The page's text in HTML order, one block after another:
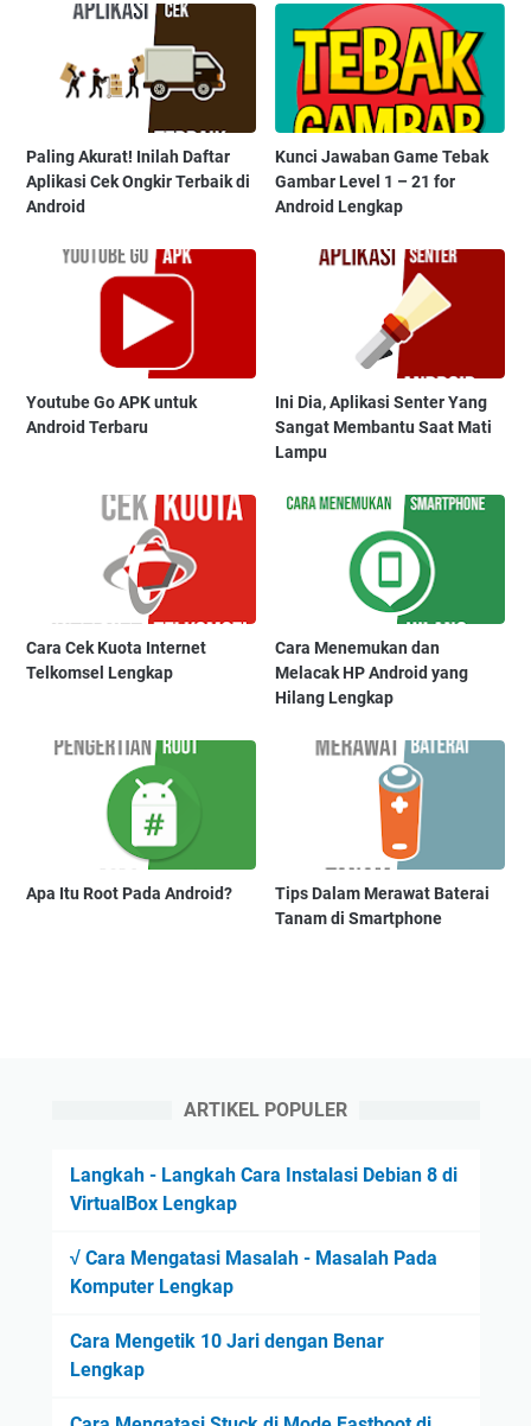
Paling Akurat! Inilah Daftar
Aplikasi Cek Ongkir Terbaik di
Android
Kunci Jawaban Game Tebak
Gambar Level 1 – 21 for
Android Lengkap
Youtube Go APK untuk
Android Terbaru
Ini Dia, Aplikasi Senter Yang
Sangat Membantu Saat Mati
Lampu
Cara Cek Kuota Internet
Telkomsel Lengkap
Cara Menemukan dan
Melacak HP Android yang
Hilang Lengkap
Apa Itu Root Pada Android?
Tips Dalam Merawat Baterai
Tanam di Smartphone
ARTIKEL POPULER
Langkah - Langkah Cara Instalasi Debian 8 di
VirtualBox Lengkap
√ Cara Mengatasi Masalah - Masalah Pada
Komputer Lengkap
Cara Mengetik 10 Jari dengan Benar
Lengkap